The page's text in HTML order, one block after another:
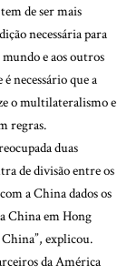
de ser mais
necessária para
mundo e aos outros
necessário que a
o multilateralismo e
regras.
duas
de divisão entre os
a China dados os
China em Hong
explicou.
da América